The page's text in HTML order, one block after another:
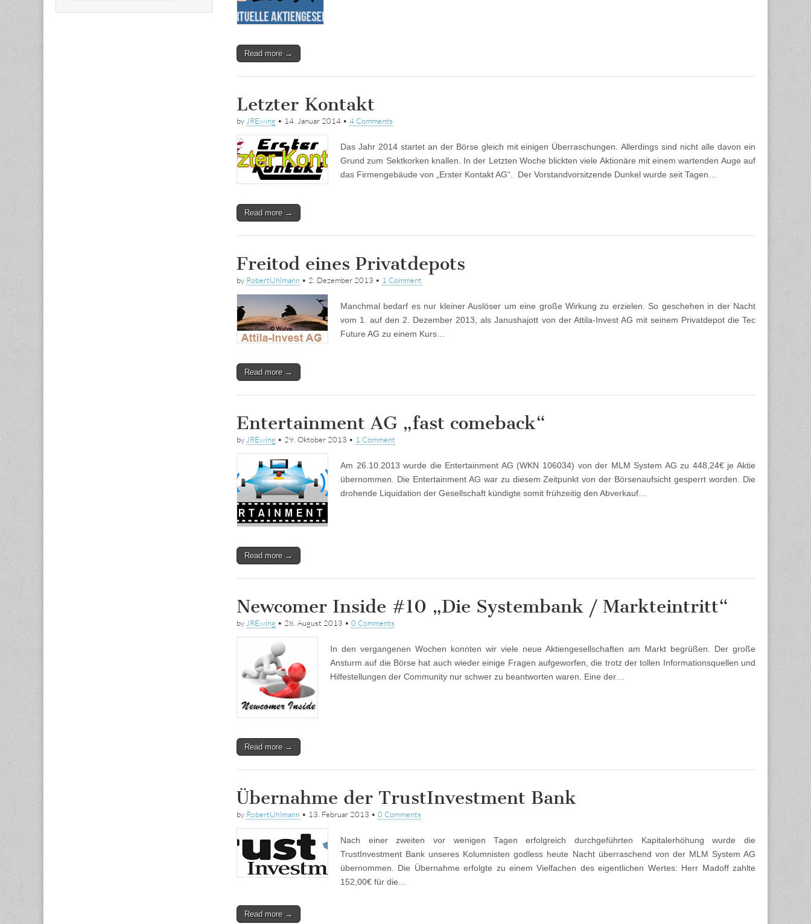
Read more →
Letzter Kontakt
by JREwing • 14. Januar 2014 • 4 Comments
Das Jahr 2014 startet an der Börse gleich mit einigen Überraschungen. Allerdings sind nicht alle davon ein
Grund zum Sektkorken knallen. In der Letzten Woche blickten viele Aktionäre mit einem wartenden Auge auf
das Firmengebäude von „Erster Kontakt AG“. Der Vorstandvorsitzende Dunkel wurde seit Tagen…
Read more →
Freitod eines Privatdepots
by RobertUhlmann • 2. Dezember 2013 • 1 Comment
Manchmal bedarf es nur kleiner Auslöser um eine große Wirkung zu erzielen. So geschehen in der Nacht
vom 1. auf den 2. Dezember 2013, als Janushajott von der Attila-Invest AG mit seinem Privatdepot die Tec
Future AG zu einem Kurs…
Read more →
Entertainment AG „fast comeback“
by JREwing • 29. Oktober 2013 • 1 Comment
Am 26.10.2013 wurde die Entertainment AG (WKN 106034) von der MLM System AG zu 448,24€ je Aktie
übernommen. Die Entertainment AG war zu diesem Zeitpunkt von der Börsenaufsicht gesperrt worden. Die
drohende Liquidation der Gesellschaft kündigte somit frühzeitig den Abverkauf…
Read more →
Newcomer Inside #10 „Die Systembank / Markteintritt“
by JREwing • 28. August 2013 • 0 Comments
In den vergangenen Wochen konnten wir viele neue Aktiengesellschaften am Markt begrüßen. Der große
Ansturm auf die Börse hat auch wieder einige Fragen aufgeworfen, die trotz der tollen Informationsquellen und
Hilfestellungen der Community nur schwer zu beantworten waren. Eine der…
Read more →
Übernahme der TrustInvestment Bank
by RobertUhlmann • 13. Februar 2013 • 0 Comments
Nach einer zweiten vor wenigen Tagen erfolgreich durchgeführten Kapitalerhöhung wurde die
TrustInvestment Bank unseres Kolumnisten godless heute Nacht überraschend von der MLM System AG
übernommen. Die Übernahme erfolgte zu einem Vielfachen des eigentlichen Wertes: Herr Madoff zahlte
152,00€ für die…
Read more →